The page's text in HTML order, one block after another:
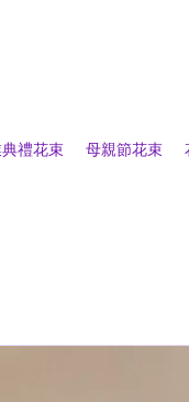
禮花束 母親節花束